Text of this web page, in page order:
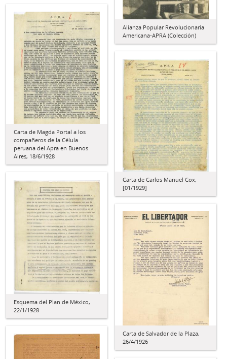
Alianza Popular Revolucionaria
Americana-APRA (Colección)
Carta de Magda Portal a los
compañeros de la Célula
peruana del Apra en Buenos
Aires, 18/6/1928
Carta de Carlos Manuel Cox,
[01/1929]
Esquema del Plan de México,
22/1/1928
Carta de Salvador de la Plaza,
26/4/1926